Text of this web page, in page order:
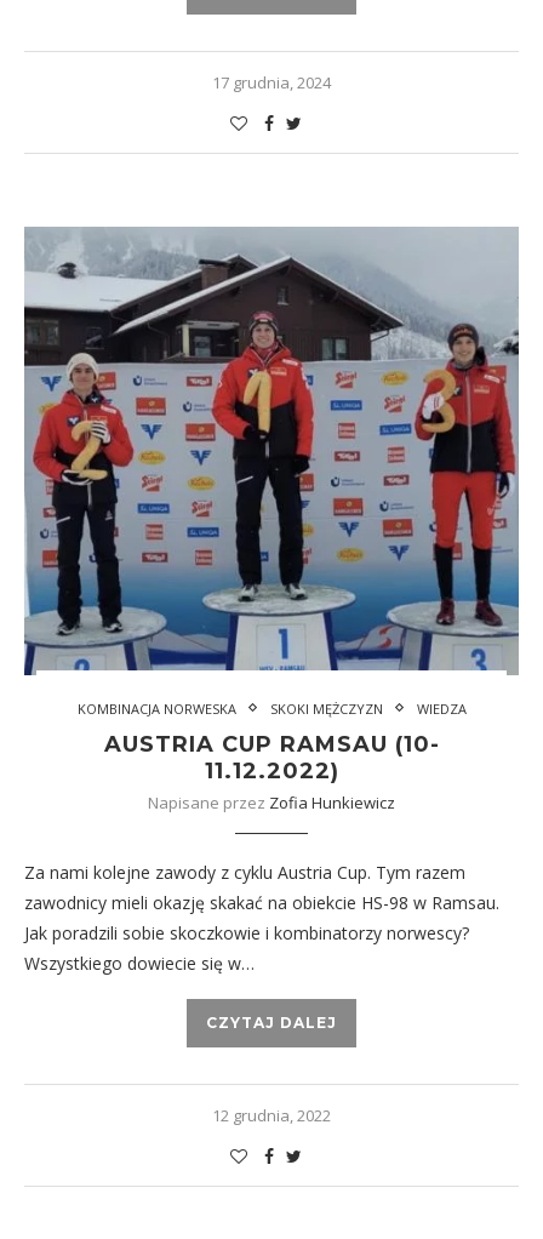
17 grudnia, 2024
KOMBINACJA NORWESKA SKOKI MĘŻCZYZN WIEDZA
AUSTRIA CUP RAMSAU (10-
11.12.2022)
Napisane przez Zofia Hunkiewicz
Za nami kolejne zawody z cyklu Austria Cup. Tym razem
zawodnicy mieli okazję skakać na obiekcie HS-98 w Ramsau.
Jak poradzili sobie skoczkowie i kombinatorzy norwescy?
Wszystkiego dowiecie się w…
CZYTAJ DALEJ
12 grudnia, 2022